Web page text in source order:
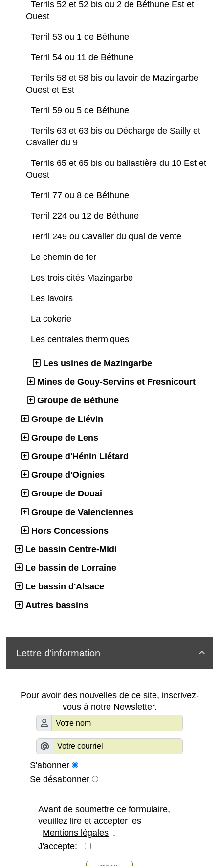
Terrils 52 et 52 bis ou 2 de Béthune Est et
Ouest
Terril 53 ou 1 de Béthune
Terril 54 ou 11 de Béthune
Terrils 58 et 58 bis ou lavoir de Mazingarbe
Ouest et Est
Terril 59 ou 5 de Béthune
Terrils 63 et 63 bis ou Décharge de Sailly et
Cavalier du 9
Terrils 65 et 65 bis ou ballastière du 10 Est et
Ouest
Terril 77 ou 8 de Béthune
Terril 224 ou 12 de Béthune
Terril 249 ou Cavalier du quai de vente
Le chemin de fer
Les trois cités Mazingarbe
Les lavoirs
La cokerie
Les centrales thermiques
Les usines de Mazingarbe
Mines de Gouy-Servins et Fresnicourt
Groupe de Béthune
Groupe de Liévin
Groupe de Lens
Groupe d'Hénin Liétard
Groupe d'Oignies
Groupe de Douai
Groupe de Valenciennes
Hors Concessions
Le bassin Centre-Midi
Le bassin de Lorraine
Le bassin d'Alsace
Autres bassins

Lettre d'information
Pour avoir des nouvelles de ce site, inscrivez-
vous à notre Newsletter.
S'abonner
Se désabonner
Avant de soumettre ce formulaire,
veuillez lire et accepter les
Mentions légales .
J'accepte: